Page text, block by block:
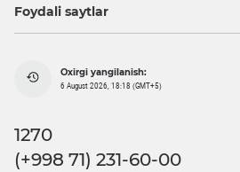
Foydali saytlar
Oxirgi yangilanish:
6 August 2026, 18:18 (GMT+5)
1270
(+998 71) 231-60-00